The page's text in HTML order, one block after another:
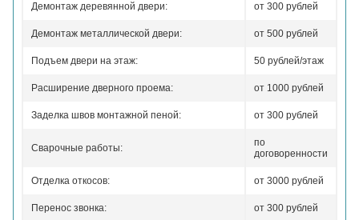
Демонтаж деревянной двери: от 300 рублей
Демонтаж металлической двери: от 500 рублей
Подъем двери на этаж: 50 рублей/этаж
Расширение дверного проема: от 1000 рублей
Заделка швов монтажной пеной: от 300 рублей
Сварочные работы:
по
договоренности
Отделка откосов: от 3000 рублей
Перенос звонка: от 300 рублей